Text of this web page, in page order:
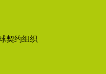
契约组织